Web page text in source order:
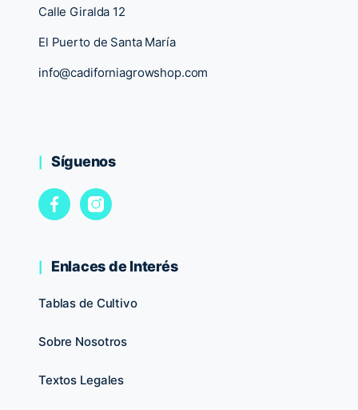
Calle Giralda 12
El Puerto de Santa María
info@cadiforniagrowshop.com
Síguenos
Enlaces de Interés
Tablas de Cultivo
Sobre Nosotros
Textos Legales